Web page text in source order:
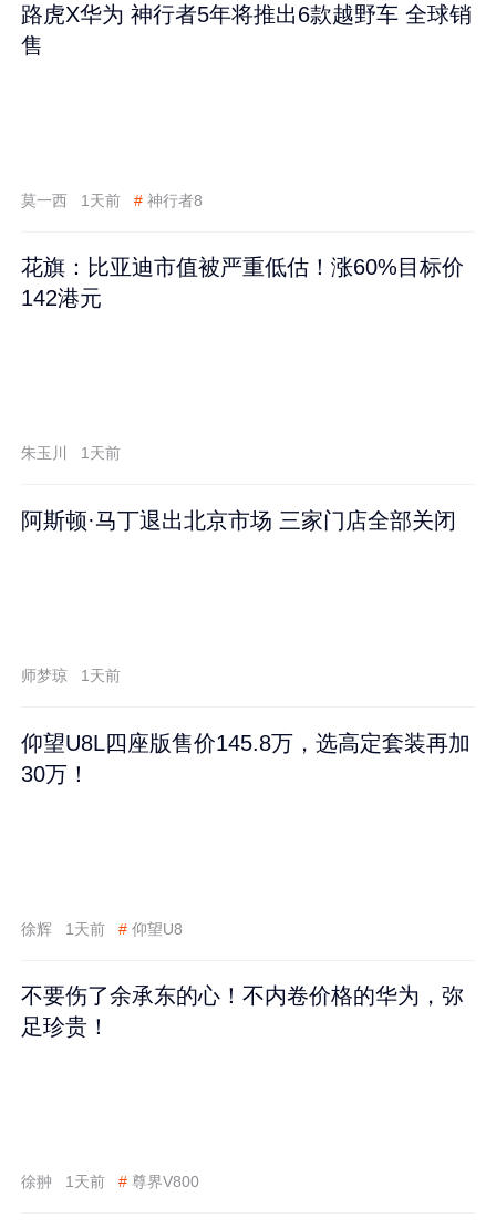
路虎X华为 神行者5年将推出6款越野车 全球销
售
莫一西 1天前 # 神行者8
花旗：比亚迪市值被严重低估！涨60%目标价
142港元
朱玉川 1天前
阿斯顿·马丁退出北京市场 三家门店全部关闭
师梦琼 1天前
仰望U8L四座版售价145.8万，选高定套装再加
30万！
徐辉 1天前 # 仰望U8
不要伤了余承东的心！不内卷价格的华为，弥
足珍贵！
徐翀 1天前 # 尊界V800